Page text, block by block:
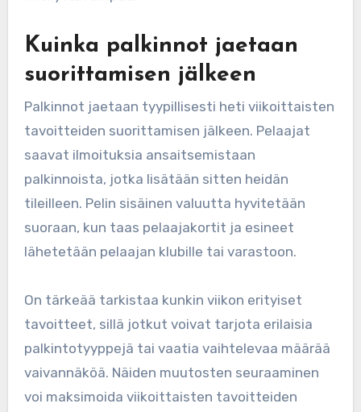
Kuinka palkinnot jaetaan
suorittamisen jälkeen
Palkinnot jaetaan tyypillisesti heti viikoittaisten
tavoitteiden suorittamisen jälkeen. Pelaajat
saavat ilmoituksia ansaitsemistaan
palkinnoista, jotka lisätään sitten heidän
tileilleen. Pelin sisäinen valuutta hyvitetään
suoraan, kun taas pelaajakortit ja esineet
lähetetään pelaajan klubille tai varastoon.
On tärkeää tarkistaa kunkin viikon erityiset
tavoitteet, sillä jotkut voivat tarjota erilaisia
palkintotyyppejä tai vaatia vaihtelevaa määrää
vaivannäköä. Näiden muutosten seuraaminen
voi maksimoida viikoittaisten tavoitteiden